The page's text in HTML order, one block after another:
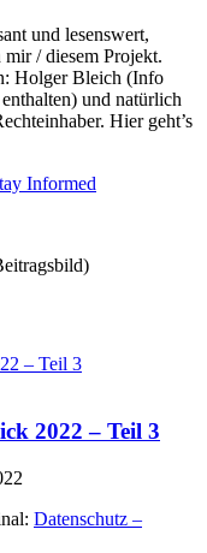
und lesenswert,
/ diesem Projekt.
Holger Bleich (Info
und natürlich
Hier geht’s
Informed
2022 – Teil 3
Datenschutz –